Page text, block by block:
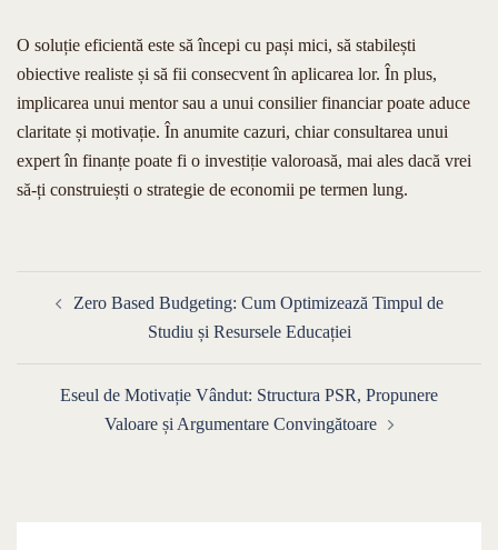
O soluție eficientă este să începi cu pași mici, să stabilești
obiective realiste și să fii consecvent în aplicarea lor. În plus,
implicarea unui mentor sau a unui consilier financiar poate aduce
claritate și motivație. În anumite cazuri, chiar consultarea unui
expert în finanțe poate fi o investiție valoroasă, mai ales dacă vrei
să-ți construiești o strategie de economii pe termen lung.
Zero Based Budgeting: Cum Optimizează Timpul de
Studiu și Resursele Educației
Eseul de Motivație Vândut: Structura PSR, Propunere
Valoare și Argumentare Convingătoare